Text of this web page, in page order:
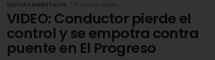
DEPARTAMENTALES 5 meses atrás
VIDEO: Conductor pierde el
control y se empotra contra
puente en El Progreso